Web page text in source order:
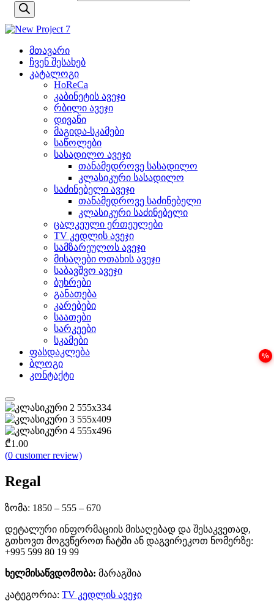
მთავარი
ჩვენ შესახებ
კატალოგი
HoReCa
კაბინეტის ავეჯი
რბილი ავეჯი
დივანი
მაგიდა-სკამები
საწოლები
სასადილო ავეჯი
თანამედროვე სასადილო
კლასიკური სასადილო
საძინებელი ავეჯი
თანამედროვე საძინებელი
კლასიკური საძინებელი
ცალკეული ერთეულები
TV კედლის ავეჯი
სამზარეულოს ავეჯი
მისაღები ოთახის ავეჯი
საბავშვო ავეჯი
ბუხრები
განათება
კარებები
საათები
სარკეები
სკამები
ფასდაკლება
ბლოგი
კონტაქტი
₾1.00
(0 customer review)
Regal
ზომა: 1850 – 555 – 670
დეტალური ინფორმაციის მისაღებად და შესაკვეთად,
გთხოვთ მოგვწეროთ ჩატში ან დაგვირეკოთ ნომერზე:
+995 599 80 19 99
ხელმისაწვდომობა: მარაგშია
კატეგორია: TV კედლის ავეჯი